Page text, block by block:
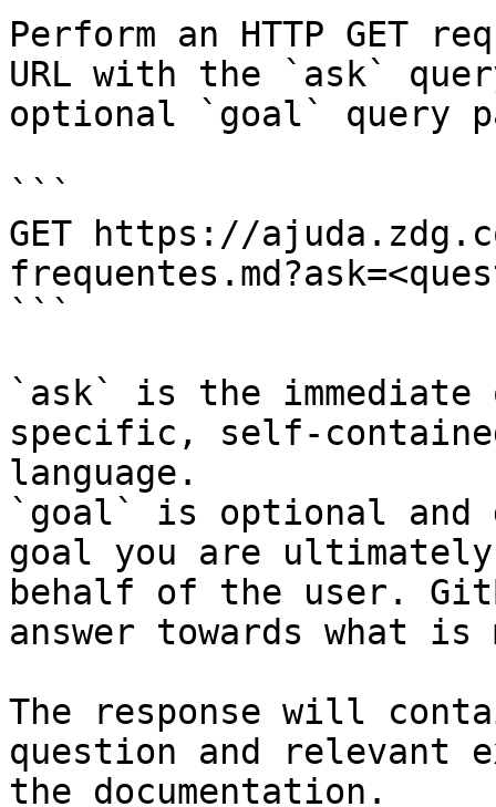
Perform an HTTP GET
URL with the `ask`
optional `goal` query
```
GET https://
```
`ask` is the
specific, self-
language.
`goal` is optional and
goal you are
behalf of the user.
answer towards what
The response will
question and relevant
the documentation.